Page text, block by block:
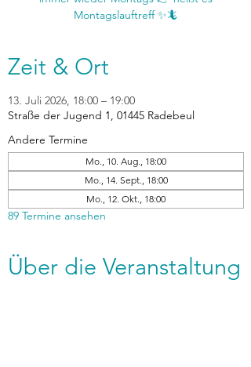
Zeit & Ort
13. Juli 2026, 18:00 – 19:00
Straße der Jugend 1, 01445 Radebeul
Andere Termine
Mo., 10. Aug., 18:00
Mo., 14. Sept., 18:00
Mo., 12. Okt., 18:00
89 Termine ansehen
Über die Veranstaltung